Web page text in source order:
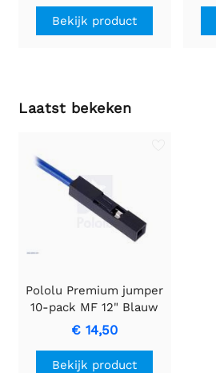
Bekijk product
Laatst bekeken
Pololu Premium jumper
10-pack MF 12" Blauw
€ 14,50
Bekijk product